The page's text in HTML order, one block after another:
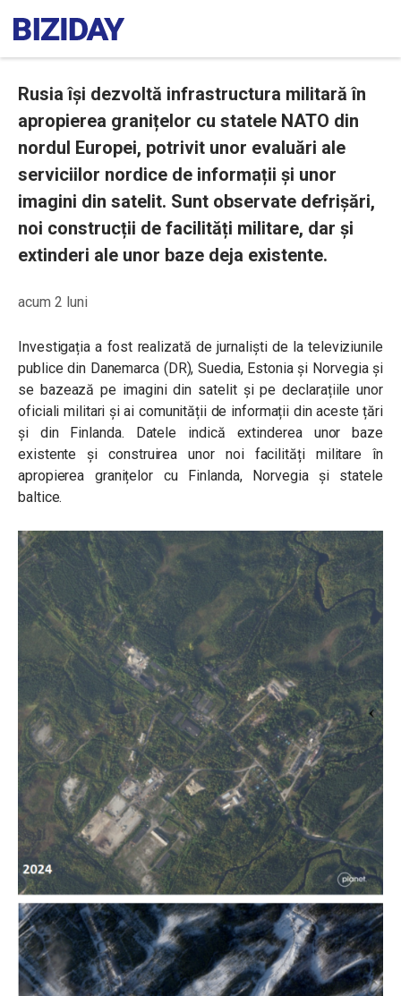
Rusia își dezvoltă infrastructura militară în
apropierea granițelor cu statele NATO din
nordul Europei, potrivit unor evaluări ale
serviciilor nordice de informații și unor
imagini din satelit. Sunt observate defrișări,
noi construcții de facilități militare, dar și
extinderi ale unor baze deja existente.
acum 2 luni
Investigația a fost realizată de jurnaliști de la televiziunile
publice din Danemarca (DR), Suedia, Estonia și Norvegia și
se bazează pe imagini din satelit și pe declarațiile unor
oficiali militari și ai comunității de informații din aceste țări
și din Finlanda. Datele indică extinderea unor baze
existente și construirea unor noi facilități militare în
apropierea granițelor cu Finlanda, Norvegia și statele
baltice.